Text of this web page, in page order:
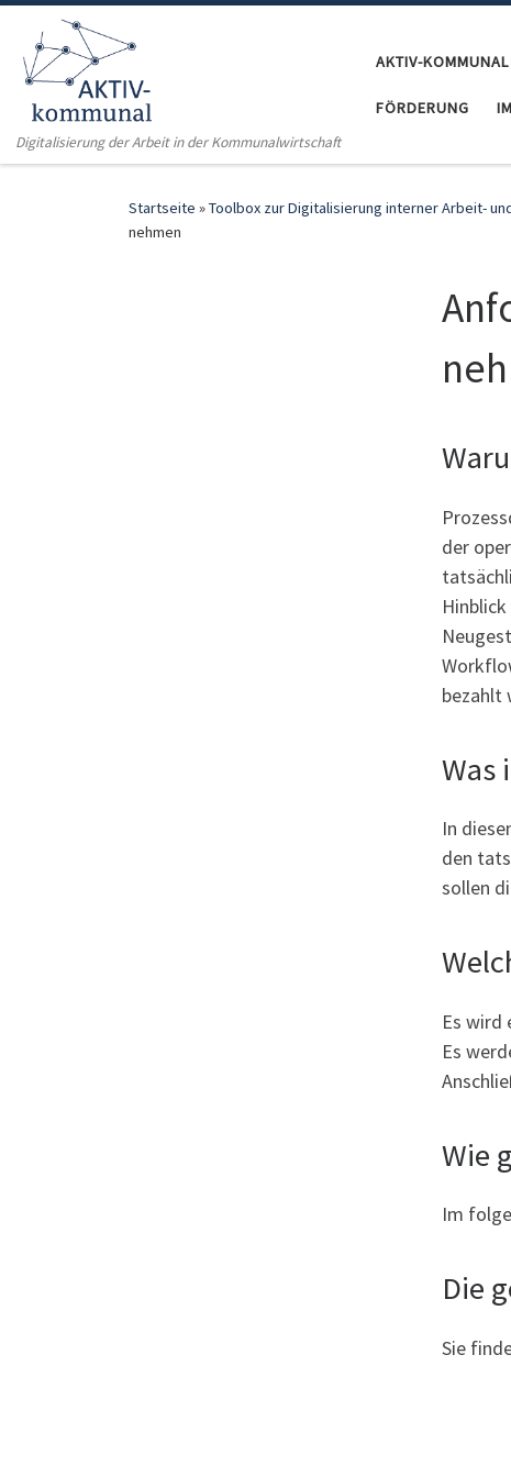
Zum Inhalt springen
Digitalisierung der Arbeit in der Kommunalwirtschaft
AKTIV-KOMMUNAL
FÖRDERUNG
Startseite »Toolbox zur Digitalisierung interner Arbeit-
nehmen
der
bezahlt
Was
In
den
sollen
Es wird
Es
Wie
Im
Die
Sie